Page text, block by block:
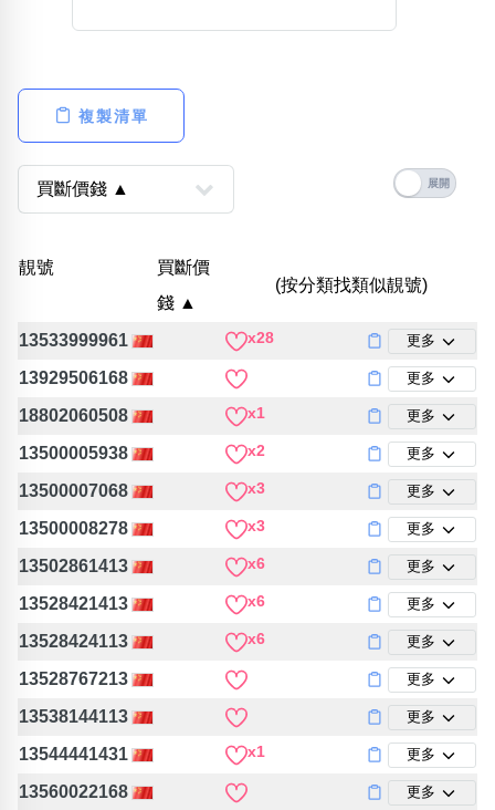
幸運號分類
次數分類
易經六四卦象
清除全部分類
搜尋
複製清單
靚號
買斷價
錢 ▲
(按分類找類似靚號)
13533999961 x28 更多
13929506168 更多
18802060508 x1 更多
13500005938 x2 更多
13500007068 x3 更多
13500008278 x3 更多
13502861413 x6 更多
13528421413 x6 更多
13528424113 x6 更多
13528767213 更多
13538144113 更多
13544441431 x1 更多
13560022168 更多